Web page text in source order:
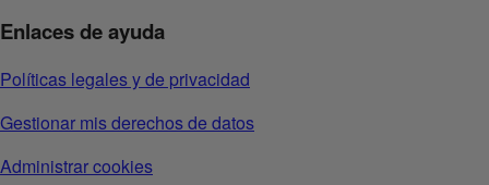
Enlaces de ayuda
Políticas legales y de privacidad
Gestionar mis derechos de datos
Administrar cookies